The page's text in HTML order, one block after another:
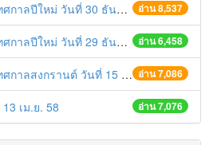
อ่าน 8,537
ใหม่ วันที่ 30 ธันวาคม 2558
อ่าน 6,458
ใหม่ วันที่ 29 ธันวาคม 2558
อ่าน 7,086
กรานต์ วันที่ 15 เมษายน 2558
อ่าน 7,076
เม.ย. 58